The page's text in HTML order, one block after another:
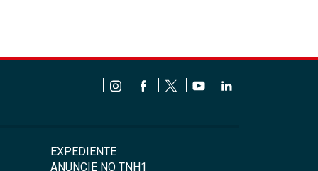
EXPEDIENTE
ANUNCIE NO TNH1